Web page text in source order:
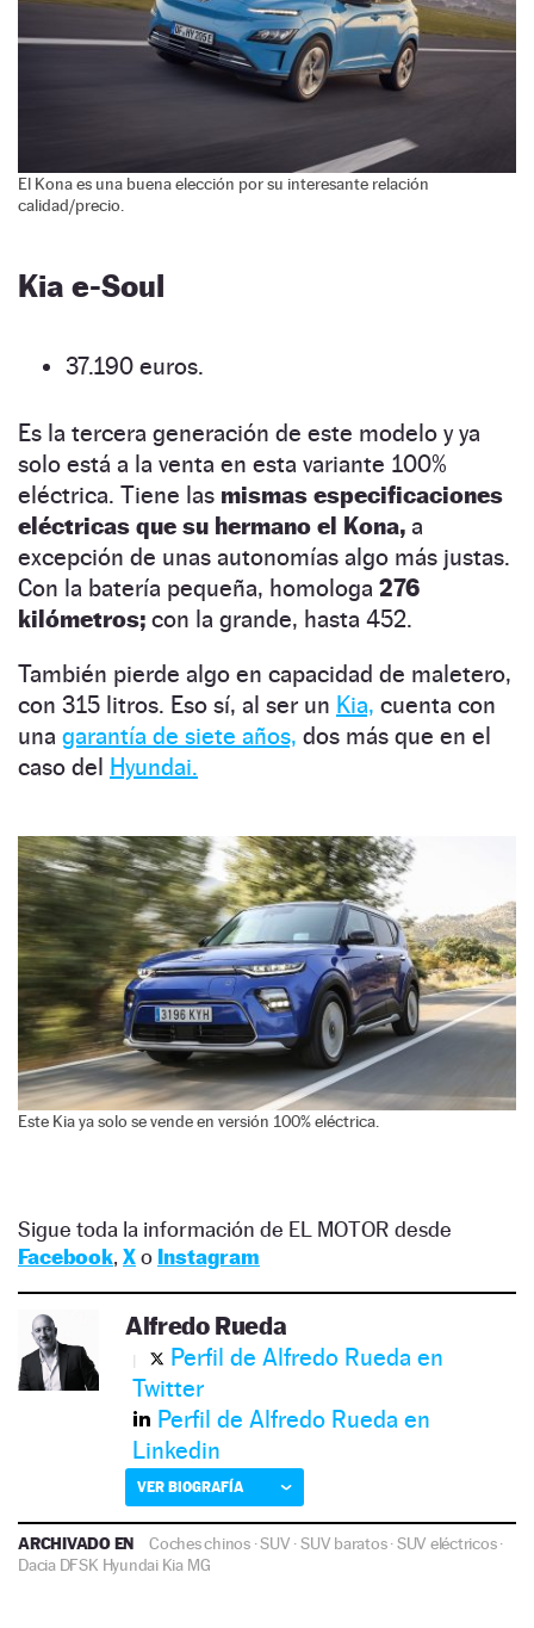
El Kona es una buena elección por su interesante relación
calidad/precio.
Kia e-Soul
37.190 euros.
Es la tercera generación de este modelo y ya
solo está a la venta en esta variante 100%
eléctrica. Tiene las mismas especificaciones
eléctricas que su hermano el Kona, a
excepción de unas autonomías algo más justas.
Con la batería pequeña, homologa 276
kilómetros; con la grande, hasta 452.
También pierde algo en capacidad de maletero,
con 315 litros. Eso sí, al ser un Kia, cuenta con
una garantía de siete años, dos más que en el
caso del Hyundai.
Este Kia ya solo se vende en versión 100% eléctrica.
Sigue toda la información de EL MOTOR desde
Facebook, Xo Instagram
Alfredo Rueda
Perfil de Alfredo Rueda en
Twitter
Perfil de Alfredo Rueda en
Linkedin
VER BIOGRAFÍA
ARCHIVADO EN Coches chinos ·SUV ·SUV baratos·SUV eléctricos·
Dacia DFSK Hyundai Kia MG